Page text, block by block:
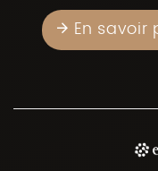
En savoir